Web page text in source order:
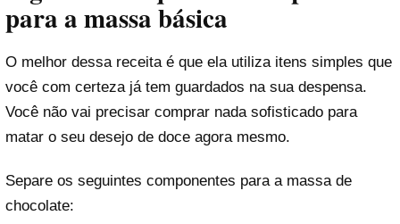
para a massa básica
O melhor dessa receita é que ela utiliza itens simples que
você com certeza já tem guardados na sua despensa.
Você não vai precisar comprar nada sofisticado para
matar o seu desejo de doce agora mesmo.
Separe os seguintes componentes para a massa de
chocolate: